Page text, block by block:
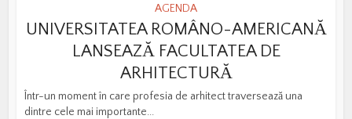
AGENDA
UNIVERSITATEA ROMÂNO-AMERICANĂ
LANSEAZĂ FACULTATEA DE
ARHITECTURĂ
Într-un moment în care profesia de arhitect traversează una
dintre cele mai importante...